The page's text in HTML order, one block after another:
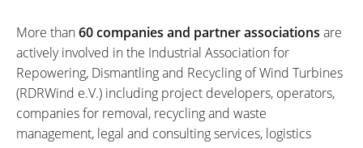
More than60 companies and partner associations are
actively involved in the Industrial Association for
Repowering, Dismantling and Recycling of Wind Turbines
(RDRWind e.V.) including project developers, operators,
companies for removal, recycling and waste
management, legal and consulting services, logistics